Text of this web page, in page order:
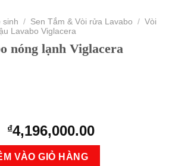
sinh / Sen Tắm & Vòi rửa Lavabo / Vòi
Lavabo Viglacera
nóng lạnh Viglacera
Original
price
was:
₫4,196,000.00Current
price
lạnh Viglacera VG1023 số lượng
VÀO GIỎ HÀNG